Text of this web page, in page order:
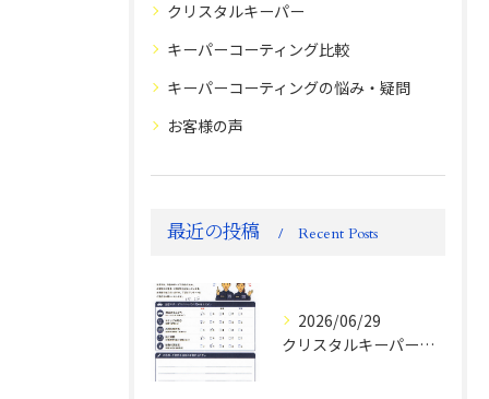
クリスタルキーパー
キーパーコーティング比較
キーパーコーティングの悩み・疑問
お客様の声
最近の投稿 Recent Posts
2026/06/29
クリスタルキーパー評判